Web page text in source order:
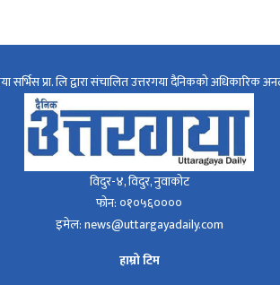
सर्भिस प्रा. लि द्वारा संचालित उत्तरगया दैनिकको अधिकारिक
विदुर-४, विदुर, नुवाकोट
फोन: ०१०५६००००
इमेल: news@uttargayadaily.com
हाम्रो टिम